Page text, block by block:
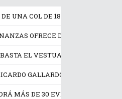
UNA COL DE 18 KILOS A UNA
OFRECE DESCUENTOS DE
EL VESTUARIO DE ‘EL
GALLARDO INAUGURA EL
MÁS DE 30 EVENTOS